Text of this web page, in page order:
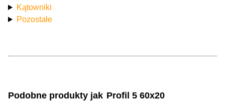
Kątowniki
Pozostałe
Podobne produkty jak Profil 5 60x20